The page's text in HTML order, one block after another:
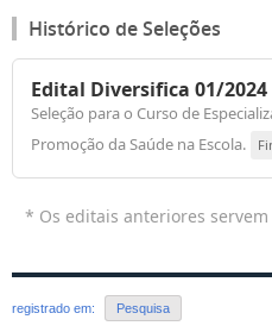
Histórico de Seleções
Edital Diversifica 01/2024
Seleção para o Curso de
Promoção da Saúde na Escola.
* Os editais anteriores
registrado em: Pesquisa